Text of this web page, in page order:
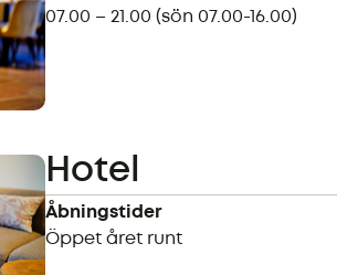
07.00 – 21.00 (sön 07.00-16.00)
Hotel
Åbningstider
Öppet året runt